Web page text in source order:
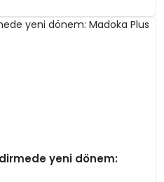
yeni dönem: